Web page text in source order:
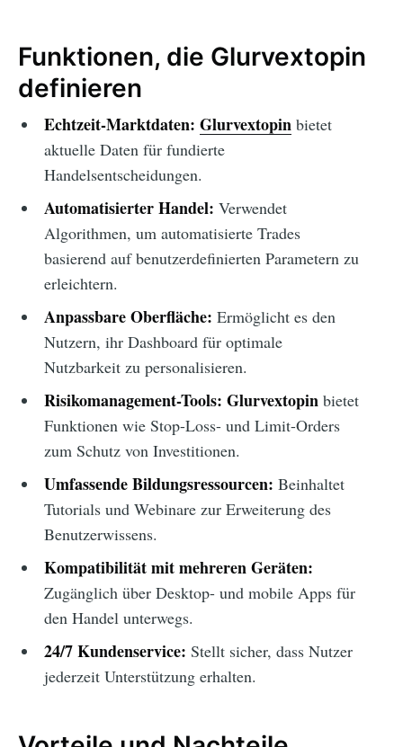
Funktionen, die Glurvextopin
definieren
Echtzeit-Marktdaten: Glurvextopinbietet
aktuelle Daten für fundierte
Handelsentscheidungen.
Automatisierter Handel: Verwendet
Algorithmen, um automatisierte Trades
basierend auf benutzerdefinierten Parametern zu
erleichtern.
Anpassbare Oberfläche: Ermöglicht es den
Nutzern, ihr Dashboard für optimale
Nutzbarkeit zu personalisieren.
Risikomanagement-Tools: Glurvextopinbietet
Funktionen wie Stop-Loss- und Limit-Orders
zum Schutz von Investitionen.
Umfassende Bildungsressourcen: Beinhaltet
Tutorials und Webinare zur Erweiterung des
Benutzerwissens.
Kompatibilität mit mehreren Geräten:
Zugänglich über Desktop- und mobile Apps für
den Handel unterwegs.
24/7 Kundenservice: Stellt sicher, dass Nutzer
jederzeit Unterstützung erhalten.